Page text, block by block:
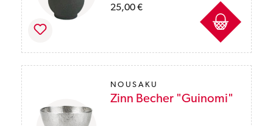
25,00 €
Preise inkl. MwSt. des Lieferlandes zzgl.
NOUSAKU
Zinn Becher "Guinomi"